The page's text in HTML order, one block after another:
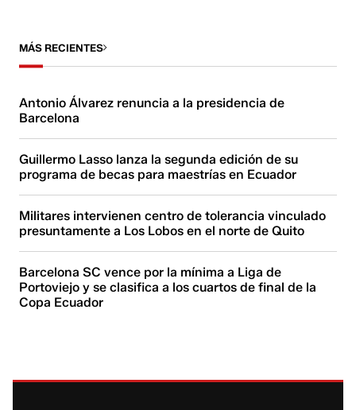
MÁS RECIENTES
Antonio Álvarez renuncia a la presidencia de
Barcelona
Guillermo Lasso lanza la segunda edición de su
programa de becas para maestrías en Ecuador
Militares intervienen centro de tolerancia vinculado
presuntamente a Los Lobos en el norte de Quito
Barcelona SC vence por la mínima a Liga de
Portoviejo y se clasifica a los cuartos de final de la
Copa Ecuador